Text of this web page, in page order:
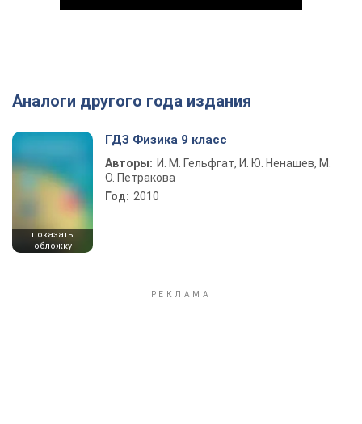
Play Video
Аналоги другого года издания
показать
обложку
ГДЗ Физика 9 класс
Авторы: И. М. Гельфгат, И. Ю. Ненашев, М.
О. Петракова
Год: 2010